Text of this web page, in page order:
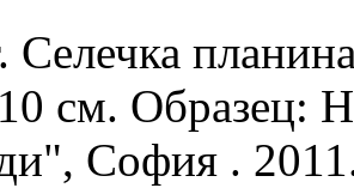
Селечка
см. Образец:
София .